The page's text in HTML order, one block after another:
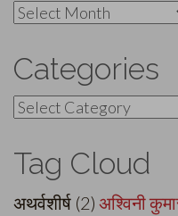
Archives
Categories
Categories
Tag Cloud
अथर्वशीर्ष (2) अश्विनी